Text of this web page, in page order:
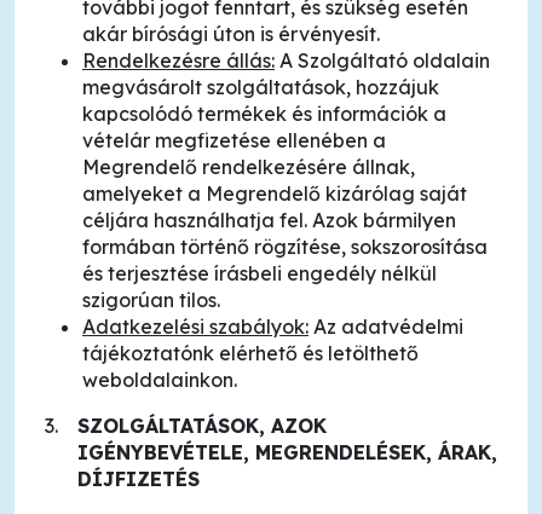
további jogot fenntart, és szükség esetén
akár bírósági úton is érvényesít.
Rendelkezésre állás: A Szolgáltató oldalain
megvásárolt szolgáltatások, hozzájuk
kapcsolódó termékek és információk a
vételár megfizetése ellenében a
Megrendelő rendelkezésére állnak,
amelyeket a Megrendelő kizárólag saját
céljára használhatja fel. Azok bármilyen
formában történő rögzítése, sokszorosítása
és terjesztése írásbeli engedély nélkül
szigorúan tilos.
Adatkezelési szabályok: Az adatvédelmi
tájékoztatónk elérhető és letölthető
weboldalainkon.
SZOLGÁLTATÁSOK, AZOK
IGÉNYBEVÉTELE, MEGRENDELÉSEK, ÁRAK,
DÍJFIZETÉS